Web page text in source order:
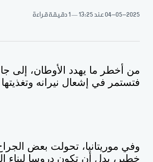
04-05-2025عند 13:25 1 دقيقة قراءة
من أخطر ما يهدد الأوطان، إلى
فتستمر في إشعال نيرانه
وفي موريتانيا، تحولت بعض
خطير، بدل أن تكون دروسا لبناء